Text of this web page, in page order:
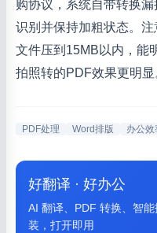
购协议，系统自带转换
识别并保持加粗状态。注
文件压到15MB以内，能
拍照转的PDF效果更明显
PDF处理 Word排版 办公效
好翻译 · 好办公
AI 翻译、PDF 转换、智
装，打开即用